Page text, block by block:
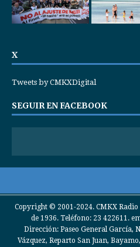
X
Tweets by CMKXDigital
SEGUIR EN FACEBOOK
Copyright © 2001-2024. CMKX
de 1936. Teléfono: 23 422611.
Dirección: Paseo General García,
Vázquez, Reparto San Juan,